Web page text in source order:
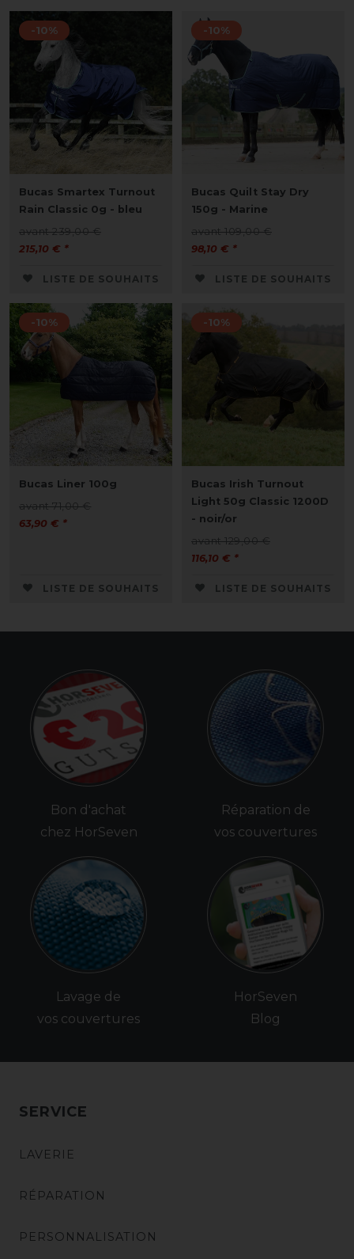
-10%
Bucas Smartex Turnout
Rain Classic 0g - bleu
avant 239,00 €
215,10 € *
LISTE DE SOUHAITS
-10%
Bucas Quilt Stay Dry
150g - Marine
avant 109,00 €
98,10 € *
LISTE DE SOUHAITS
-10%
Bucas Liner 100g
avant 71,00 €
63,90 € *
LISTE DE SOUHAITS
-10%
Bucas Irish Turnout
Light 50g Classic 1200D
- noir/or
avant 129,00 €
116,10 € *
LISTE DE SOUHAITS
Bon d'achat
chez HorSeven
Lavage de
vos couvertures
Réparation de
vos couvertures
HorSeven
Blog
SERVICE
LAVERIE
RÉPARATION
PERSONNALISATION